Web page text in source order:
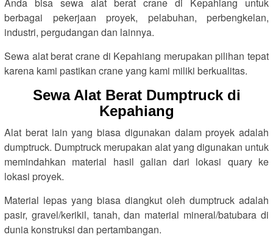
berbagai pekerjaan proyek, pelabuhan, perbengkelan,
industri, pergudangan dan lainnya.
Sewa alat berat crane di Kepahiang merupakan pilihan tepat
karena kami pastikan crane yang kami miliki berkualitas.
Sewa Alat Berat Dumptruck di
Kepahiang
Alat berat lain yang biasa digunakan dalam proyek adalah
dumptruck. Dumptruck merupakan alat yang digunakan untuk
memindahkan material hasil galian dari lokasi quary ke
lokasi proyek.
Material lepas yang biasa diangkut oleh dumptruck adalah
pasir, gravel/kerikil, tanah, dan material mineral/batubara di
dunia konstruksi dan pertambangan.